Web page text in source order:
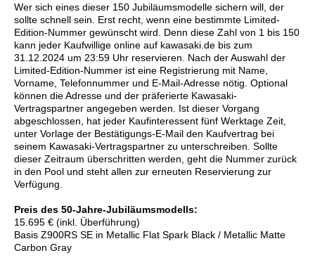
Wer sich eines dieser 150 Jubiläumsmodelle sichern will, der
sollte schnell sein. Erst recht, wenn eine bestimmte Limited-
Edition-Nummer gewünscht wird. Denn diese Zahl von 1 bis 150
kann jeder Kaufwillige online auf kawasaki.de bis zum
31.12.2024 um 23:59 Uhr reservieren. Nach der Auswahl der
Limited-Edition-Nummer ist eine Registrierung mit Name,
Vorname, Telefonnummer und E-Mail-Adresse nötig. Optional
können die Adresse und der präferierte Kawasaki-
Vertragspartner angegeben werden. Ist dieser Vorgang
abgeschlossen, hat jeder Kaufinteressent fünf Werktage Zeit,
unter Vorlage der Bestätigungs-E-Mail den Kaufvertrag bei
seinem Kawasaki-Vertragspartner zu unterschreiben. Sollte
dieser Zeitraum überschritten werden, geht die Nummer zurück
in den Pool und steht allen zur erneuten Reservierung zur
Verfügung.
Preis des 50-Jahre-Jubiläumsmodells:
15.695 € (inkl. Überführung)
Basis Z900RS SE in Metallic Flat Spark Black / Metallic Matte
Carbon Gray